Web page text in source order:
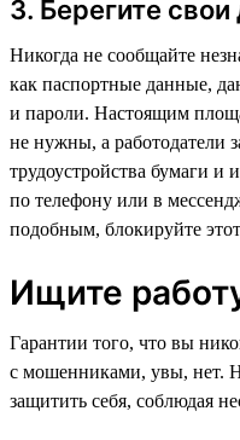
3. Берегите
Никогда не сообщайте
как паспортные данные,
и пароли. Настоящим
не нужны, а работодатели
трудоустройства бумаги
по телефону или в
подобным, блокируйте
Ищите
Гарантии того, что вы
с мошенниками, увы, нет.
защитить себя, соблюдая